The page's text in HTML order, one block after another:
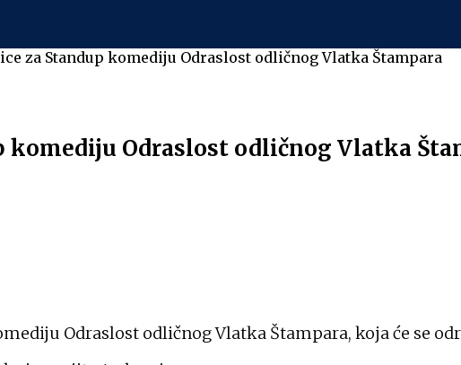
za Standup komediju Odraslost odličnog Vlatka Štampara
komediju Odraslost odličnog Vlatka
Odraslost odličnog Vlatka Štampara, koja će se